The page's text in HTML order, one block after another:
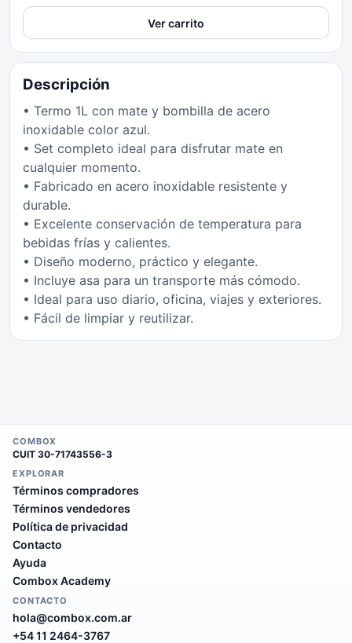
Ver carrito
Descripción
• Termo 1L con mate y bombilla de acero
inoxidable color azul.
• Set completo ideal para disfrutar mate en
cualquier momento.
• Fabricado en acero inoxidable resistente y
durable.
• Excelente conservación de temperatura para
bebidas frías y calientes.
• Diseño moderno, práctico y elegante.
• Incluye asa para un transporte más cómodo.
• Ideal para uso diario, oficina, viajes y exteriores.
• Fácil de limpiar y reutilizar.
COMBOX
CUIT 30-71743556-3
EXPLORAR
Términos compradores
Términos vendedores
Política de privacidad
Contacto
Ayuda
Combox Academy
CONTACTO
hola@combox.com.ar
+54 11 2464-3767